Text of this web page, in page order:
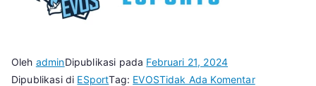
Oleh adminDipublikasi pada Februari 21, 2024
Dipublikasi di ESportTag: EVOSTidak Ada Komentarpada